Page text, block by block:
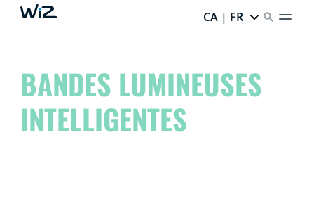
CA | FR
BANDES LUMINEUSES
INTELLIGENTES